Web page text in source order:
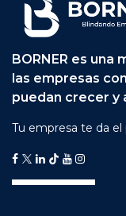
BORNER es
las empresas
puedan crecer y
Tu empresa te da el